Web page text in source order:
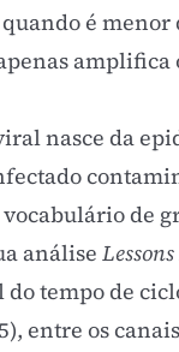
é menor
amplifica
nasce da
de
análise
tempo de
entre os